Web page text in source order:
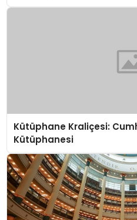
Kütüphane Kraliçesi:
Kütüphanesi